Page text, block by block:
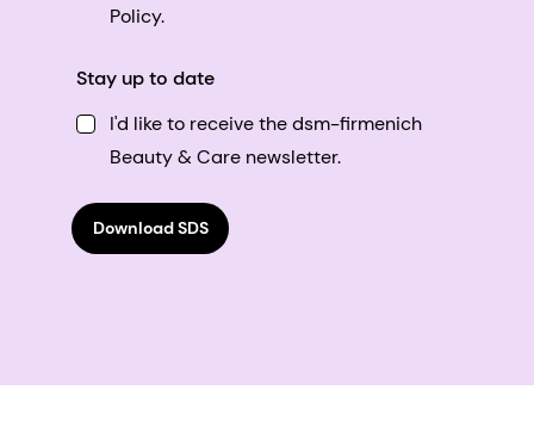
Policy.
Stay up to date
I'd like to receive the dsm-firmenich
Beauty & Care newsletter.
Download SDS